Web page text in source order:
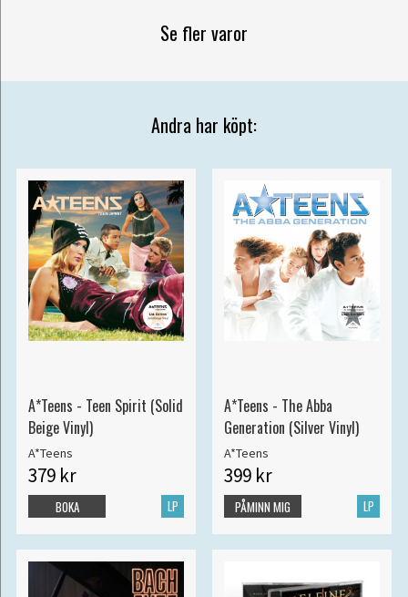
Se fler varor
Andra har köpt:
A*Teens - Teen Spirit (Solid
Beige Vinyl)
A*Teens
379 kr
LP
BOKA
A*Teens - The Abba
Generation (Silver Vinyl)
A*Teens
399 kr
LP
PÅMINN MIG